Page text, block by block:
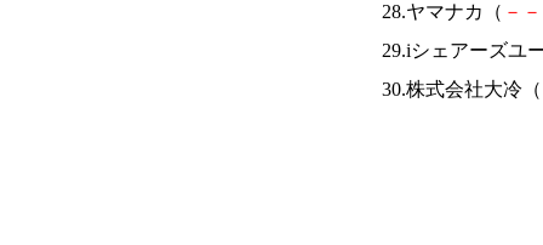
28.ヤマナカ（ － －
29.iシェアーズユ
30.株式会社大冷（